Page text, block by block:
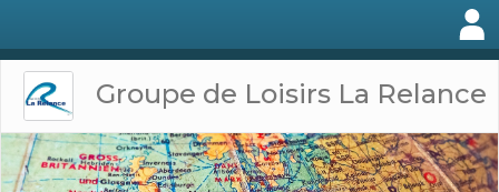
Groupe de Loisirs La Relance